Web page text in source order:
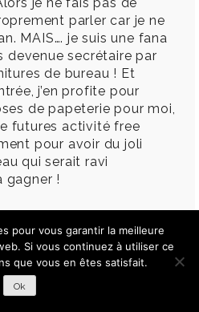
parler car je ne
MAIS…. je suis une fana
devenue secrétaire par
de bureau ! Et
j’en profite pour
de papeterie pour moi,
futures activité free
pour avoir du joli
qui serait ravi
gagner !
pour vous garantir la meilleure
Si vous continuez à utiliser ce
que vous en êtes satisfait.
Ok